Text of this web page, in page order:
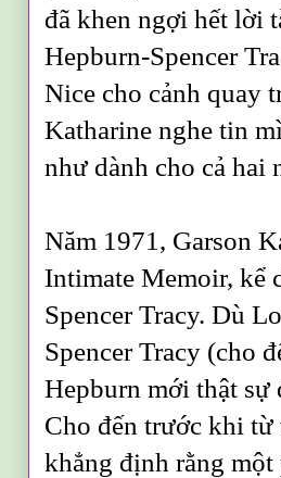
đã khen ngợi hết lời
Hepburn-Spencer
Nice cho cảnh quay
Katharine nghe tin
như dành cho cả
Năm 1971, Garson
Intimate Memoir, kể
Spencer Tracy. Dù
Spencer Tracy (cho
Hepburn mới thật sự
Cho đến trước khi
khẳng định rằng